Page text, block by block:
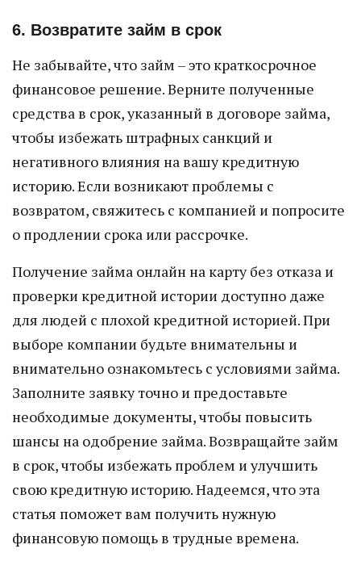
6. Возвратите займ в срок
Не забывайте, что займ – это краткосрочное
финансовое решение. Верните полученные
средства в срок, указанный в договоре займа,
чтобы избежать штрафных санкций и
негативного влияния на вашу кредитную
историю. Если возникают проблемы с
возвратом, свяжитесь с компанией и попросите
о продлении срока или рассрочке.
Получение займа онлайн на карту без отказа и
проверки кредитной истории доступно даже
для людей с плохой кредитной историей. При
выборе компании будьте внимательны и
внимательно ознакомьтесь с условиями займа.
Заполните заявку точно и предоставьте
необходимые документы, чтобы повысить
шансы на одобрение займа. Возвращайте займ
в срок, чтобы избежать проблем и улучшить
свою кредитную историю. Надеемся, что эта
статья поможет вам получить нужную
финансовую помощь в трудные времена.